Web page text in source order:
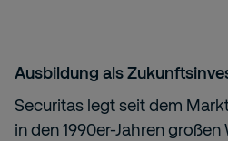
Ausbildung als
Securitas legt seit dem
in den 1990er-Jahren